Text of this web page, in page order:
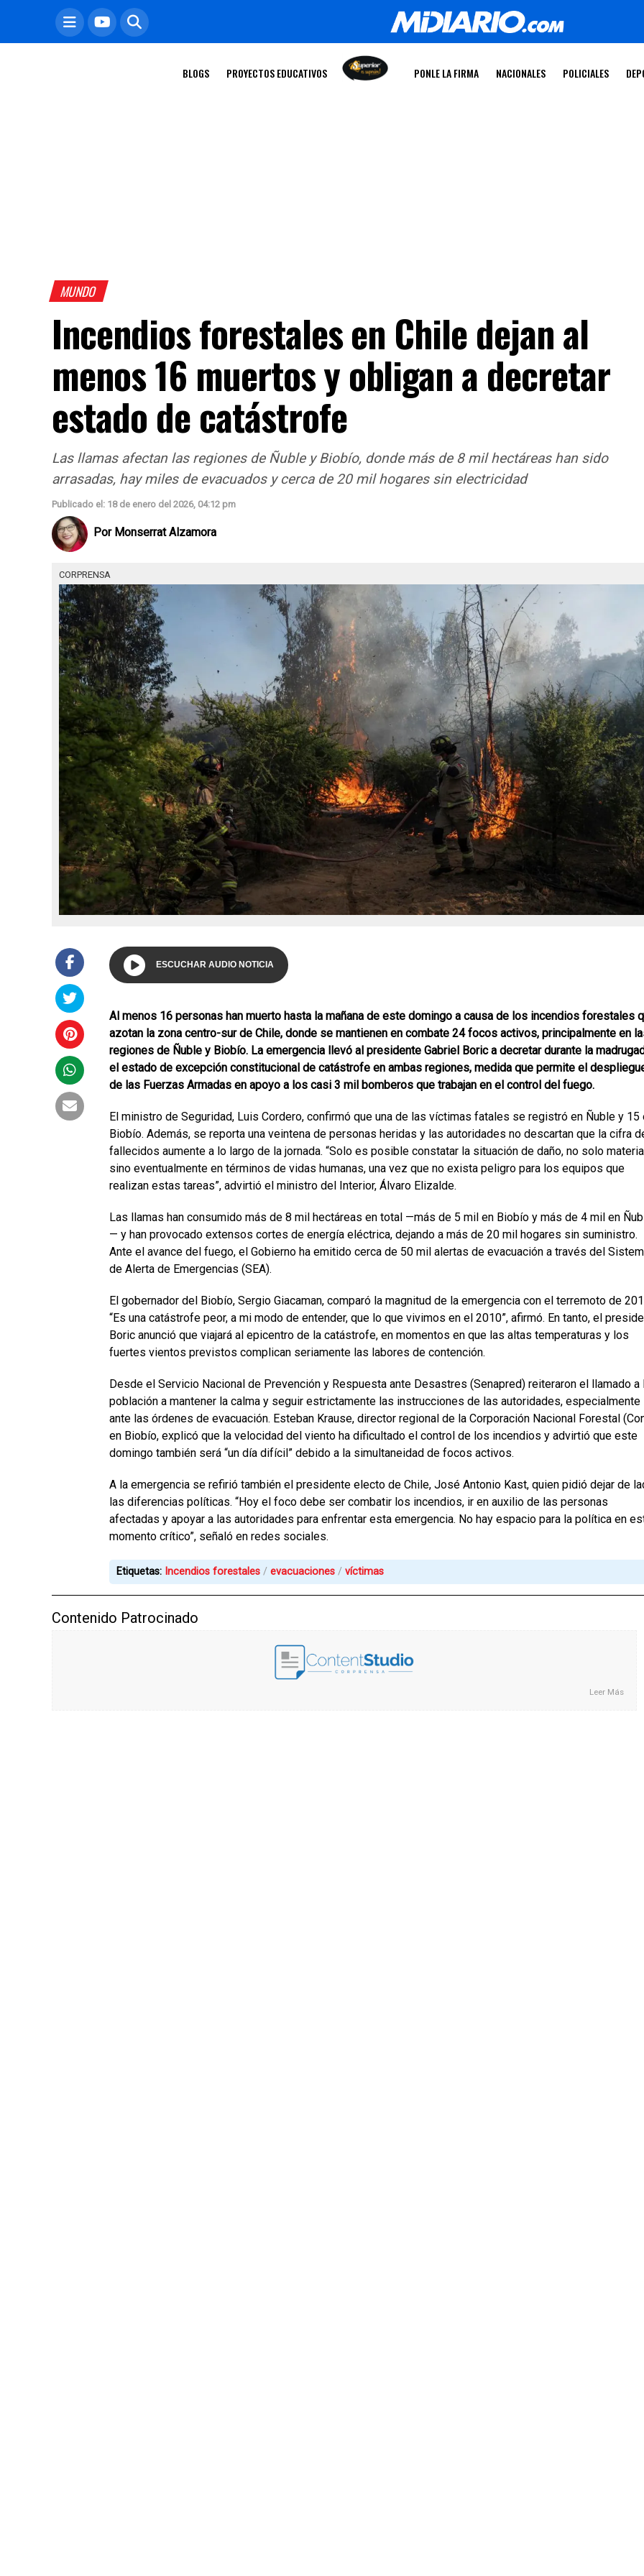
BLOGS PROYECTOS EDUCATIVOS PONLE LA FIRMA NACIONALES POLICIALES
MUNDO
Incendios forestales en Chile dejan al
menos 16 muertos y obligan a decretar
estado de catástrofe
Las llamas afectan las regiones de Ñuble y Biobío, donde más de 8 mil hectáreas han sido
arrasadas, hay miles de evacuados y cerca de 20 mil hogares sin electricidad
Publicado el: 18 de enero del 2026, 04:12 pm
Por Monserrat Alzamora
CORPRENSA
ESCUCHAR AUDIO NOTICIA
Al menos 16 personas han muerto hasta la mañana de este domingo a causa de los incendios forestales
azotan la zona centro-sur de Chile, donde se mantienen en combate 24 focos activos, principalmente en
regiones de Ñuble y Biobío. La emergencia llevó al presidente Gabriel Boric a decretar durante la
el estado de excepción constitucional de catástrofe en ambas regiones, medida que permite el
de las Fuerzas Armadas en apoyo a los casi 3 mil bomberos que trabajan en el control del fuego.
El ministro de Seguridad, Luis Cordero, confirmó que una de las víctimas fatales se registró en Ñuble y 15
Biobío. Además, se reporta una veintena de personas heridas y las autoridades no descartan que la cifra
fallecidos aumente a lo largo de la jornada. “Solo es posible constatar la situación de daño, no solo
sino eventualmente en términos de vidas humanas, una vez que no exista peligro para los equipos que
realizan estas tareas”, advirtió el ministro del Interior, Álvaro Elizalde.
Las llamas han consumido más de 8 mil hectáreas en total —más de 5 mil en Biobío y más de 4 mil en
— y han provocado extensos cortes de energía eléctrica, dejando a más de 20 mil hogares sin suministro.
Ante el avance del fuego, el Gobierno ha emitido cerca de 50 mil alertas de evacuación a través del
de Alerta de Emergencias (SEA).
El gobernador del Biobío, Sergio Giacaman, comparó la magnitud de la emergencia con el terremoto de
“Es una catástrofe peor, a mi modo de entender, que lo que vivimos en el 2010”, afirmó. En tanto, el
Boric anunció que viajará al epicentro de la catástrofe, en momentos en que las altas temperaturas y los
fuertes vientos previstos complican seriamente las labores de contención.
Desde el Servicio Nacional de Prevención y Respuesta ante Desastres (Senapred) reiteraron el llamado a
población a mantener la calma y seguir estrictamente las instrucciones de las autoridades, especialmente
ante las órdenes de evacuación. Esteban Krause, director regional de la Corporación Nacional Forestal
en Biobío, explicó que la velocidad del viento ha dificultado el control de los incendios y advirtió que este
domingo también será “un día difícil” debido a la simultaneidad de focos activos.
A la emergencia se refirió también el presidente electo de Chile, José Antonio Kast, quien pidió dejar de
las diferencias políticas. “Hoy el foco debe ser combatir los incendios, ir en auxilio de las personas
afectadas y apoyar a las autoridades para enfrentar esta emergencia. No hay espacio para la política en
momento crítico”, señaló en redes sociales.
Etiquetas: Incendios forestales evacuaciones víctimas
Contenido Patrocinado
Leer Más